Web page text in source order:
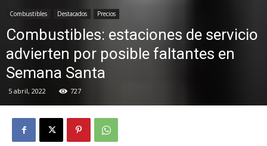
Combustibles Destacados Precios
Combustibles: estaciones de servicio
advierten por posible faltantes en
Semana Santa
5 abril, 2022 727